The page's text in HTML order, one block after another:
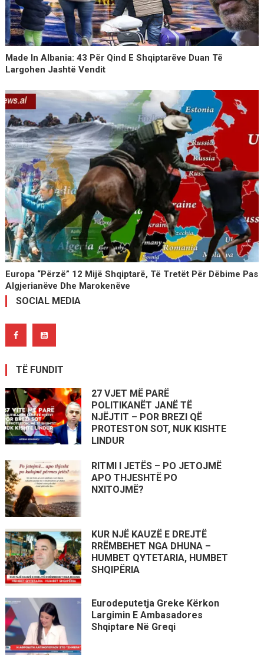
Made In Albania: 43 Për Qind E Shqiptarëve Duan Të
Largohen Jashtë Vendit
Europa “përzë” 12 Mijë Shqiptarë, Të Tretët Për Dëbime Pas
Algjerianëve Dhe Marokenëve
SOCIAL MEDIA
TË FUNDIT
27 VJET MË PARË
POLITIKANËT JANË TË
NJËJTIT – POR BREZI QË
PROTESTON SOT, NUK KISHTE
LINDUR
RITMI I JETËS – PO JETOJMË
APO THJESHTË PO
NXITOJMË?
KUR NJË KAUZË E DREJTË
RRËMBEHET NGA DHUNA –
HUMBET QYTETARIA, HUMBET
SHQIPËRIA
Eurodeputetja Greke Kërkon
Largimin E Ambasadores
Shqiptare Në Greqi